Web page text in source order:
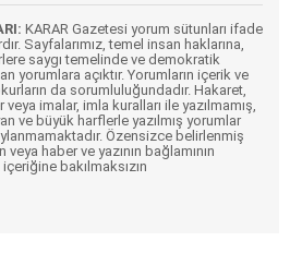
KARAR Gazetesi yorum sütunları ifade
Sayfalarımız, temel insan haklarına,
saygı temelinde ve demokratik
yorumlara açıktır. Yorumların içerik ve
da sorumluluğundadır. Hakaret,
imalar, imla kuralları ile yazılmamış,
ve büyük harflerle yazılmış yorumlar
Özensizce belirlenmiş
haber ve yazının bağlamının
bakılmaksızın